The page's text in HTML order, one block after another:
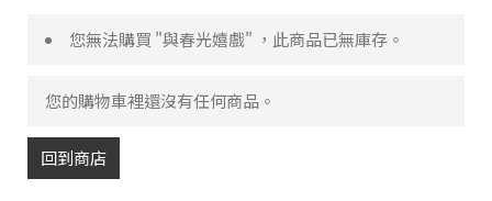
您無法購買 "與春光嬉戲" ，此商品已無庫存。
您的購物車裡還沒有任何商品。
回到商店